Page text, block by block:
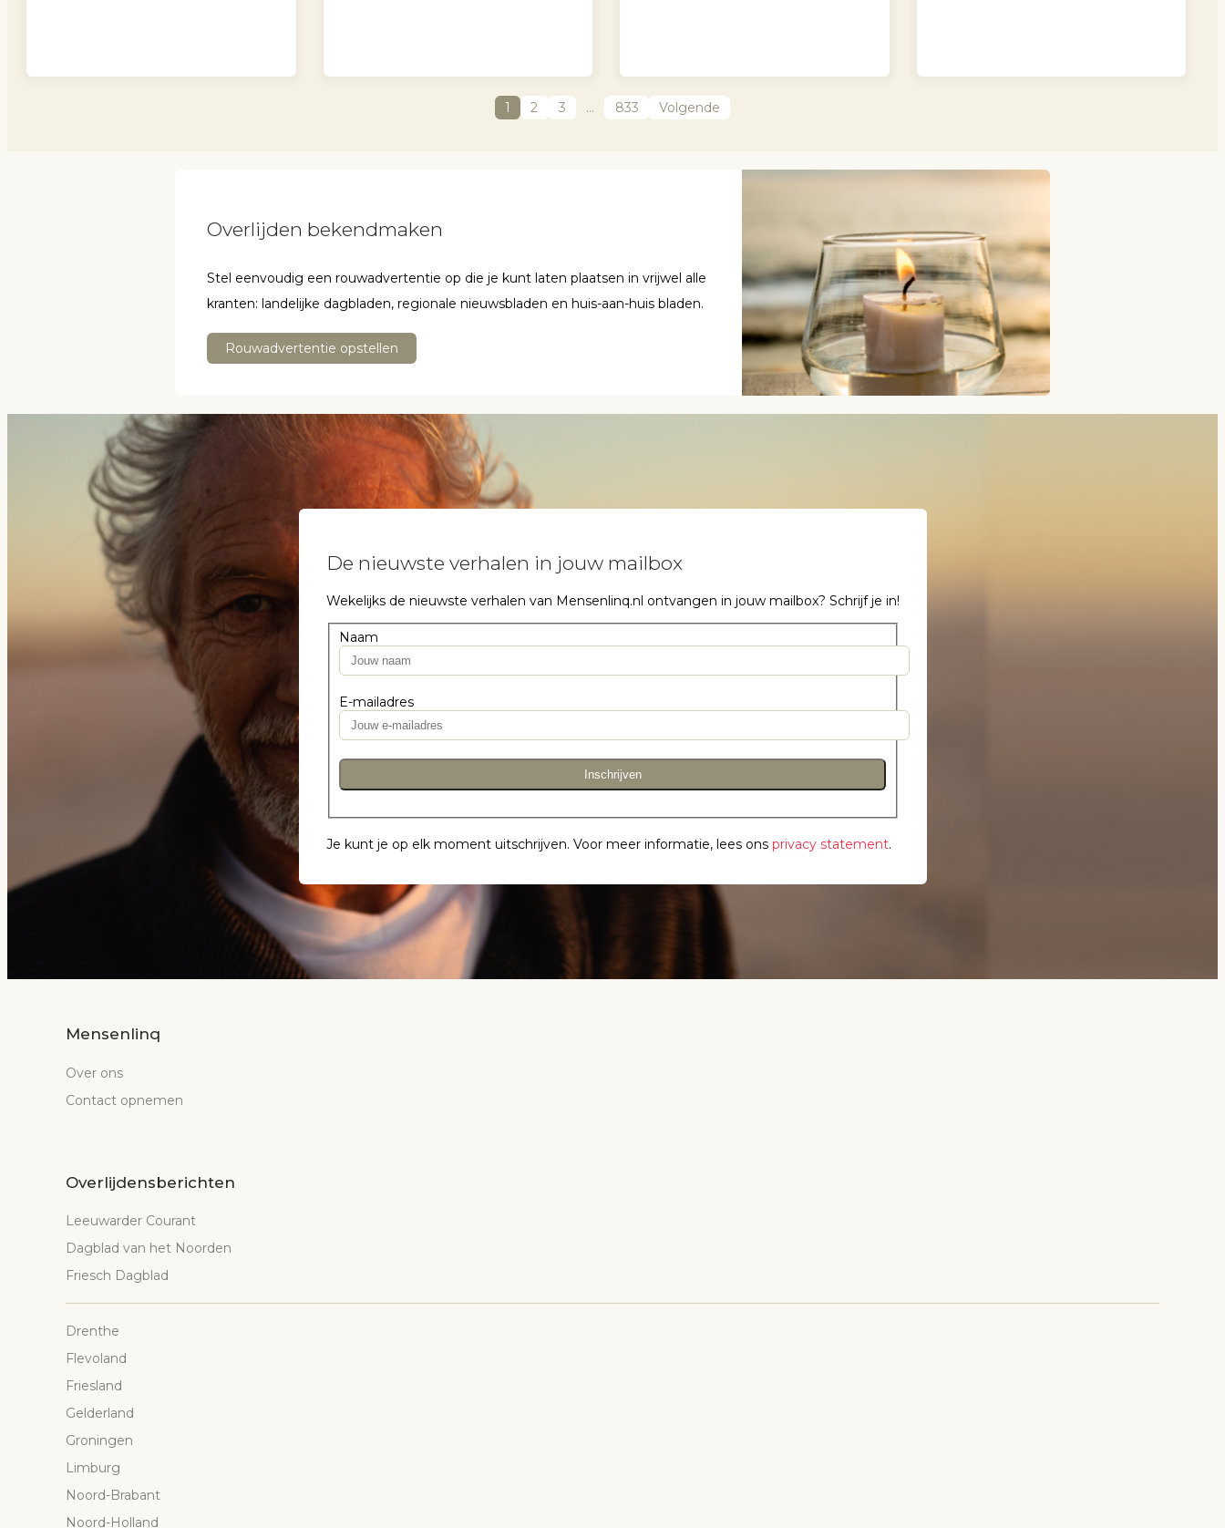
1 2 3 … 833 Volgende
Overlijden bekendmaken
Stel eenvoudig een rouwadvertentie op die je kunt laten plaatsen in vrijwel alle
kranten: landelijke dagbladen, regionale nieuwsbladen en huis-aan-huis bladen.
Rouwadvertentie opstellen
De nieuwste verhalen in jouw mailbox
Wekelijks de nieuwste verhalen van Mensenlinq.nl ontvangen in jouw mailbox? Schrijf je in!
Naam
E-mailadres
Inschrijven
Je kunt je op elk moment uitschrijven. Voor meer informatie, lees ons privacy statement.
Mensenlinq
Over ons
Contact opnemen
Overlijdensberichten
Leeuwarder Courant
Dagblad van het Noorden
Friesch Dagblad
Drenthe
Flevoland
Friesland
Gelderland
Groningen
Limburg
Noord-Brabant
Noord-Holland